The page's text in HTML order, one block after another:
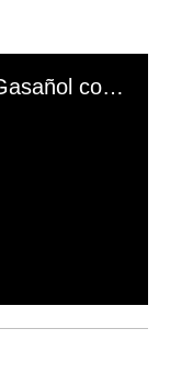
El mal momento de Yanina Gasañol con un hincha argentino en "Subrayado"